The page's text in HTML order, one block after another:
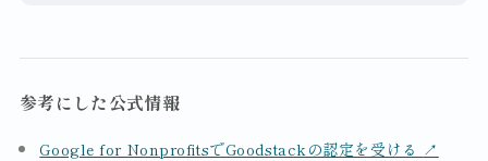
参考にした公式情報
Google for NonprofitsでGoodstackの認定を受ける ↗